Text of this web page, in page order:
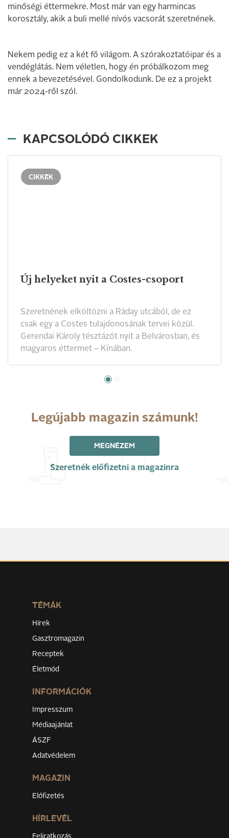
minőségi éttermekre. Most már van egy harmincas
korosztály, akik a buli mellé nívós vacsorát szeretnének.
Nekem pedig ez a két fő világom. A szórakoztatóipar és a
vendéglátás. Nem véletlen, hogy én próbálkozom meg
ennek a bevezetésével. Gondolkodunk. De ez a projekt
már 2024-ről szól.
KAPCSOLÓDÓ CIKKEK
CIKKEK
Új helyeket nyit a Costes-csoport
Szeretnének elköltözni a Ráday utcából, de ez
csak egy a Costes tulajdonosának tervei közül.
Gerendai Károly tésztázót nyit a Belvárosban, és
magyaros éttermet – Kínában.
Legújabb magazin számunk!
MEGNÉZEM
Szeretnék előfizetni a magazinra
TÉMÁK
Hírek
Gasztromagazin
Receptek
Életmód
INFORMÁCIÓK
Impresszum
Médiaajánlat
ÁSZF
Adatvédelem
MAGAZIN
Előfizetés
HÍRLEVÉL
Feliratkozás